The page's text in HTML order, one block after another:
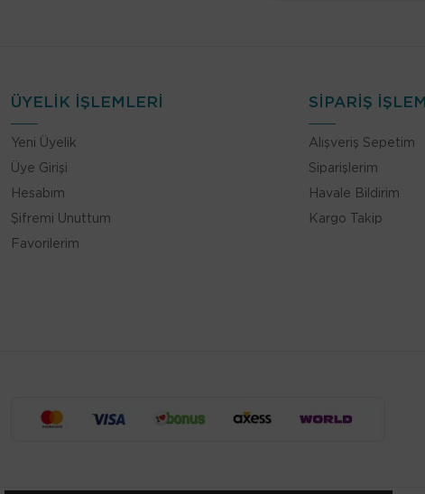
ÜYELİK İŞLEMLERİ
Yeni Üyelik
Üye Girişi
Hesabım
Şifremi Unuttum
Favorilerim
SİPARİŞ
Alışveriş Sepetim
Siparişlerim
Havale Bildirim
Kargo Takip